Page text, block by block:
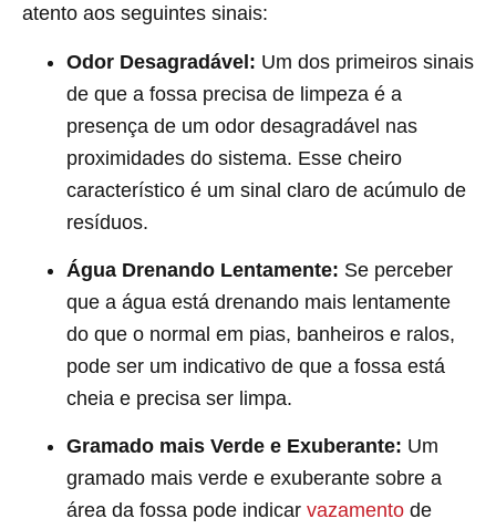
atento aos seguintes sinais:
Odor Desagradável: Um dos primeiros sinais
de que a fossa precisa de limpeza é a
presença de um odor desagradável nas
proximidades do sistema. Esse cheiro
característico é um sinal claro de acúmulo de
resíduos.
Água Drenando Lentamente: Se perceber
que a água está drenando mais lentamente
do que o normal em pias, banheiros e ralos,
pode ser um indicativo de que a fossa está
cheia e precisa ser limpa.
Gramado mais Verde e Exuberante: Um
gramado mais verde e exuberante sobre a
área da fossa pode indicar vazamento de